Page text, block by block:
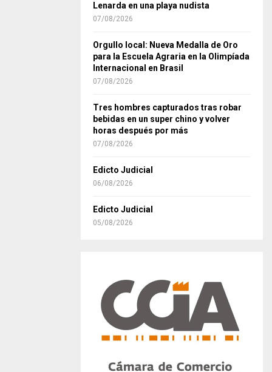
Lenarda en una playa nudista
07/08/2026
Orgullo local: Nueva Medalla de Oro
para la Escuela Agraria en la Olimpíada
Internacional en Brasil
07/08/2026
Tres hombres capturados tras robar
bebidas en un super chino y volver
horas después por más
07/08/2026
Edicto Judicial
06/08/2026
Edicto Judicial
05/08/2026